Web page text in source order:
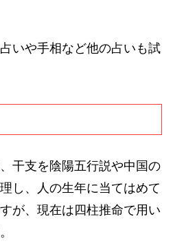
いや手相など他の占いも試
干支を陰陽五行説や中国の
し、人の生年に当てはめて
が、現在は四柱推命で用い